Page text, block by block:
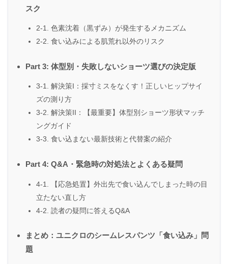
スク
2-1. 色素沈着（黒ずみ）が発生するメカニズム
2-2. 食い込みによる肌荒れ以外のリスク
Part 3: 体型別・失敗しないショーツ選びの決定版
3-1. 解決策I：採寸ミスをなくす！正しいヒップサイ
ズの測り方
3-2. 解決策II：【最重要】体型別ショーツ形状マッチ
ングガイド
3-3. 食い込まない最新技術と代替案の紹介
Part 4: Q&A・緊急時の対処法とよくある疑問
4-1. 【応急処置】外出先で食い込んでしまった時の目
立たない直し方
4-2. 読者の疑問に答えるQ&A
まとめ：ユニクロのシームレスパンツ「食い込み」問
題